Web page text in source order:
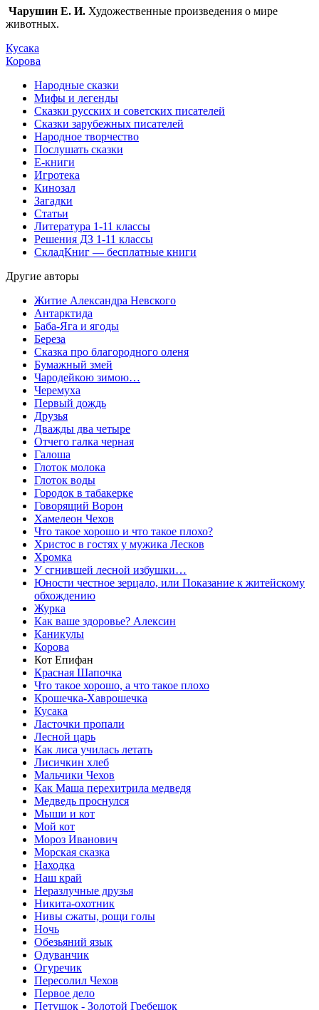
Чарушин Е. И. Художественные произведения о мире
животных.
Кусака
Корова
Народные сказки
Мифы и легенды
Сказки русских и советских писателей
Сказки зарубежных писателей
Народное творчество
Послушать сказки
Е-книги
Игротека
Кинозал
Загадки
Статьи
Литература 1-11 классы
Решения ДЗ 1-11 классы
СкладКниг — бесплатные книги
Другие авторы
Житие Александра Невского
Антарктида
Баба-Яга и ягоды
Береза
Сказка про благородного оленя
Бумажный змей
Чародейкою зимою…
Черемуха
Первый дождь
Друзья
Дважды два четыре
Отчего галка черная
Галоша
Глоток молокa
Глоток воды
Городок в табакерке
Говорящий Ворон
Хамелеон Чехов
Что такое хорошо и что такое плохо?
Христос в гостях у мужика Лесков
Хромка
У сгнившей лесной избушки…
Юности честное зерцало, или Показание к житейскому
обхождению
Журка
Как ваше здоровье? Алексин
Каникулы
Корова
Кот Епифан
Красная Шапочка
Что такое хорошо, а что такое плохо
Крошечка-Хаврошечка
Кусака
Ласточки пропали
Лесной царь
Как лиса училась летать
Лисичкин хлеб
Мальчики Чехов
Как Маша перехитрила медведя
Медведь проснулся
Мыши и кот
Мой кот
Мороз Иванович
Морская сказка
Находка
Наш край
Неразлучные друзья
Никита-охотник
Нивы сжаты, рощи голы
Ночь
Обезьяний язык
Одуванчик
Огуречик
Пересолил Чехов
Первое дело
Петушок - Золотой Гребешок